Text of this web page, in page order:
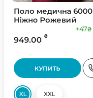
Поло медична 6000
Ніжно Рожевий
949.00 ₴
+47₴
КУПИТЬ
XL XXL